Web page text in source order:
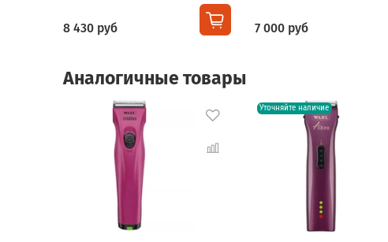
8 430 руб 7 000 руб
Аналогичные товары
Уточняйте наличие